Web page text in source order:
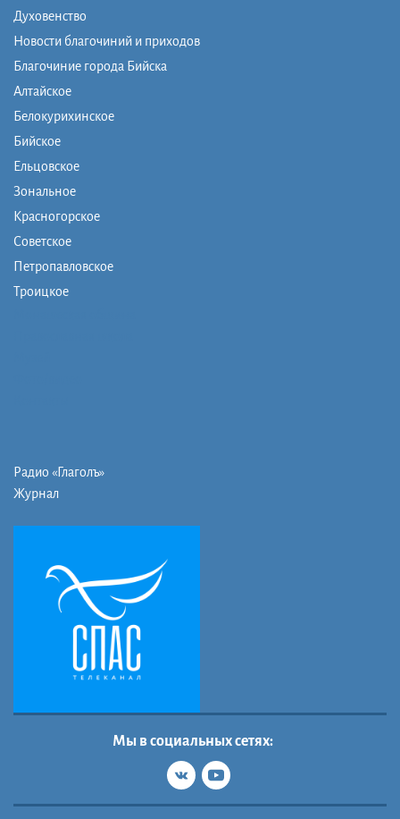
Духовенство
Новости благочиний и приходов
Благочиние города Бийска
Алтайское
Белокурихинское
Бийское
Ельцовское
Зональное
Красногорское
Советское
Петропавловское
Троицкое
Радио «Глаголъ»
Журнал
Мы в социальных сетях: